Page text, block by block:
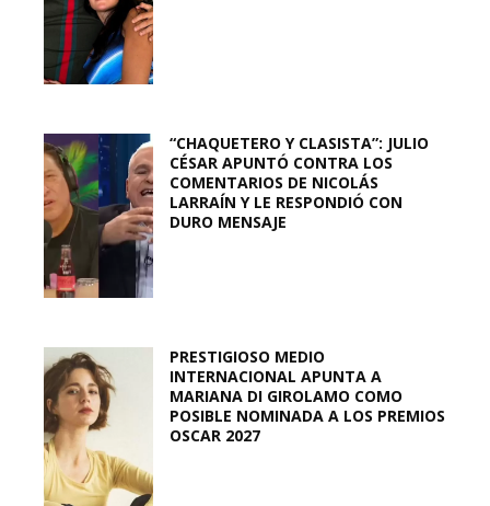
“CHAQUETERO Y CLASISTA”: JULIO
CÉSAR APUNTÓ CONTRA LOS
COMENTARIOS DE NICOLÁS
LARRAÍN Y LE RESPONDIÓ CON
DURO MENSAJE
PRESTIGIOSO MEDIO
INTERNACIONAL APUNTA A
MARIANA DI GIROLAMO COMO
POSIBLE NOMINADA A LOS PREMIOS
OSCAR 2027